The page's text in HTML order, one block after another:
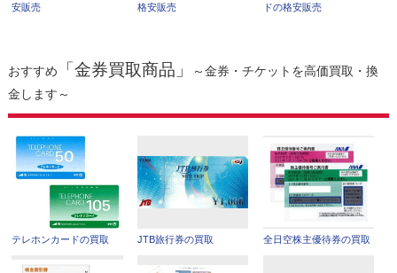
安販売
格安販売
ドの格安販売
おすすめ 「金券買取商品」
～金券・チケットを高価買取・換
金します～
テレホンカードの買取 JTB旅行券の買取 全日空株主優待券の買取